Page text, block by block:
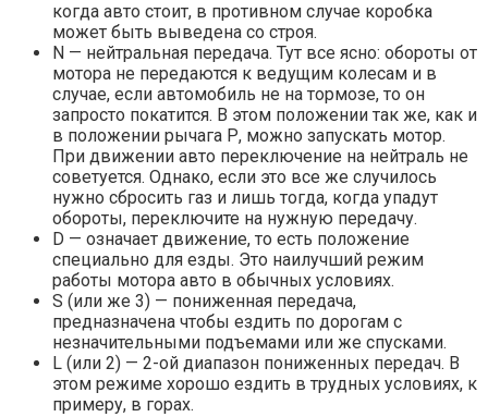
когда авто стоит, в противном случае коробка
может быть выведена со строя.
N — нейтральная передача. Тут все ясно: обороты от
мотора не передаются к ведущим колесам и в
случае, если автомобиль не на тормозе, то он
запросто покатится. В этом положении так же, как и
в положении рычага Р, можно запускать мотор.
При движении авто переключение на нейтраль не
советуется. Однако, если это все же случилось
нужно сбросить газ и лишь тогда, когда упадут
обороты, переключите на нужную передачу.
D — означает движение, то есть положение
специально для езды. Это наилучший режим
работы мотора авто в обычных условиях.
S (или же 3) — пониженная передача,
предназначена чтобы ездить по дорогам с
незначительными подъемами или же спусками.
L (или 2) — 2-ой диапазон пониженных передач. В
этом режиме хорошо ездить в трудных условиях, к
примеру, в горах.